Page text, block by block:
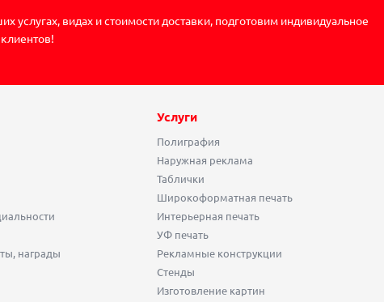
услугах, видах и стоимости доставки, подготовим индивидуальное
награды
Услуги
Полиграфия
Наружная реклама
Таблички
Широкоформатная печать
Интерьерная печать
УФ печать
Рекламные конструкции
Стенды
Изготовление картин